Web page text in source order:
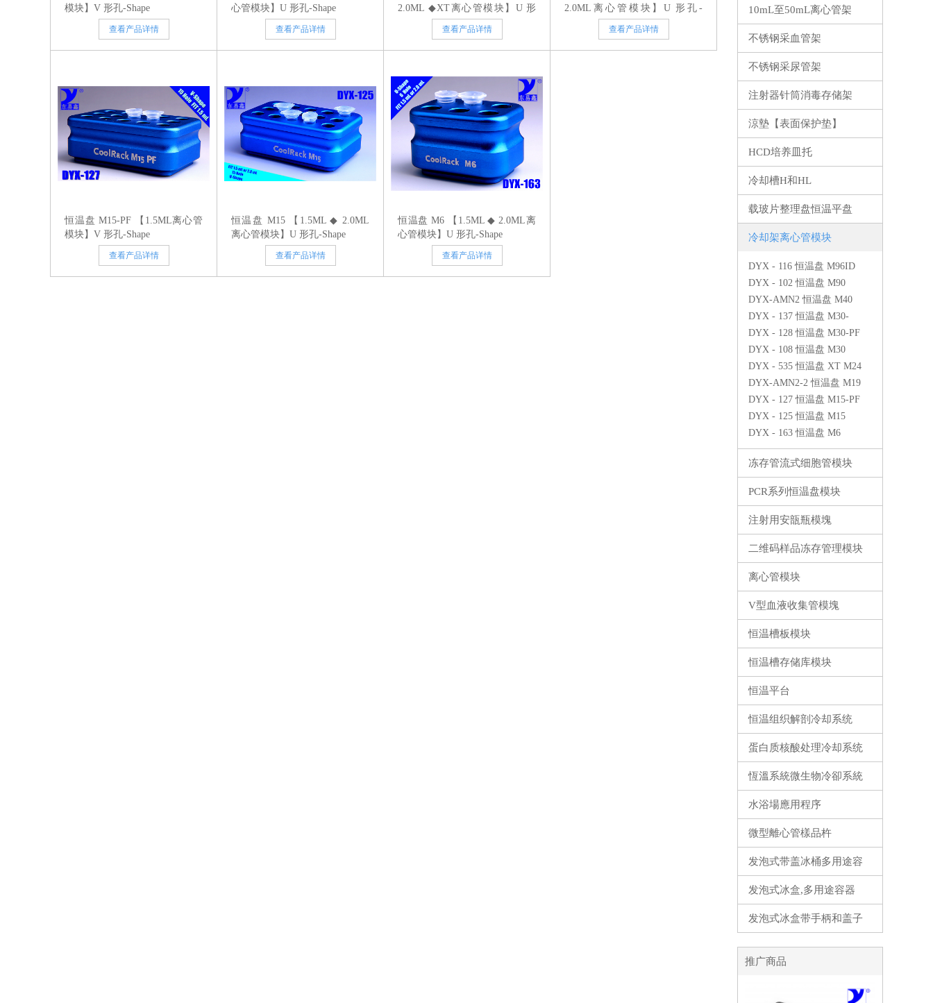
模块】V 形孔-Shape
查看产品详情
心管模块】U 形孔-Shape
查看产品详情
2.0ML ◆XT离心管模块】U 形
孔-Shape
查看产品详情
2.0ML离心管模块】U 形孔-
查看产品详情
恒温盘 M15-PF 【1.5ML离心管
模块】V 形孔-Shape
查看产品详情
恒温盘 M15 【1.5ML ◆ 2.0ML
离心管模块】U 形孔-Shape
查看产品详情
恒温盘 M6 【1.5ML ◆ 2.0ML离
心管模块】U 形孔-Shape
查看产品详情
10mL至50mL离心管架
不锈钢采血管架
不锈钢采尿管架
注射器针筒消毒存储架
涼墊【表面保护垫】
HCD培养皿托
冷却槽H和HL
载玻片整理盘恒温平盘
冷却架离心管模块
DYX - 116 恒温盘 M96ID
DYX - 102 恒温盘 M90
DYX-AMN2 恒温盘 M40
DYX - 137 恒温盘 M30-
PF500
DYX - 128 恒温盘 M30-PF
DYX - 108 恒温盘 M30
DYX - 535 恒温盘 XT M24
DYX-AMN2-2 恒温盘 M19
DYX - 127 恒温盘 M15-PF
DYX - 125 恒温盘 M15
DYX - 163 恒温盘 M6
冻存管流式细胞管模块
PCR系列恒温盘模块
注射用安瓿瓶模塊
二维码样品冻存管理模块
离心管模块
V型血液收集管模塊
恒温槽板模块
恒温槽存储库模块
恒温平台
恒温组织解剖冷却系统
蛋白质核酸处理冷却系统
恆溫系統微生物冷卻系統
水浴場應用程序
微型離心管樣品杵
发泡式带盖冰桶多用途容
器
发泡式冰盒,多用途容器
发泡式冰盒带手柄和盖子
推广商品